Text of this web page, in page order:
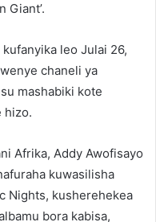
Giant’.
leo Julai 26,
chaneli ya
mashabiki kote
hizo.
Afrika, Addy Awofisayo
kuwasilisha
Nights, kusherehekea
bora kabisa,